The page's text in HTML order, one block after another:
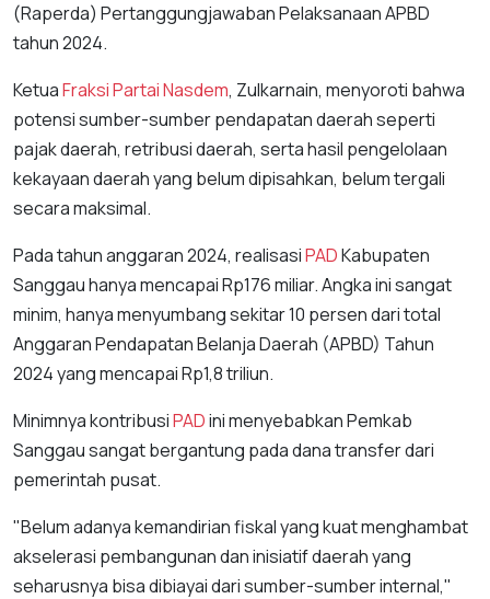
(Raperda) Pertanggungjawaban Pelaksanaan APBD
tahun 2024.
KetuaFraksi Partai Nasdem, Zulkarnain, menyoroti bahwa
potensi sumber-sumber pendapatan daerah seperti
pajak daerah, retribusi daerah, serta hasil pengelolaan
kekayaan daerah yang belum dipisahkan, belum tergali
secara maksimal.
Pada tahun anggaran 2024, realisasiPADKabupaten
Sanggau hanya mencapai Rp176 miliar. Angka ini sangat
minim, hanya menyumbang sekitar 10 persen dari total
Anggaran Pendapatan Belanja Daerah (APBD) Tahun
2024 yang mencapai Rp1,8 triliun.
Minimnya kontribusiPADini menyebabkan Pemkab
Sanggau sangat bergantung pada dana transfer dari
pemerintah pusat.
"Belum adanya kemandirian fiskal yang kuat menghambat
akselerasi pembangunan dan inisiatif daerah yang
seharusnya bisa dibiayai dari sumber-sumber internal,"